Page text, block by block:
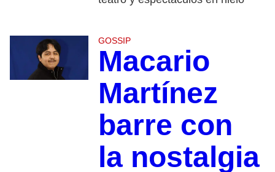
GOSSIP
Macario
Martínez
barre con
la nostalgia